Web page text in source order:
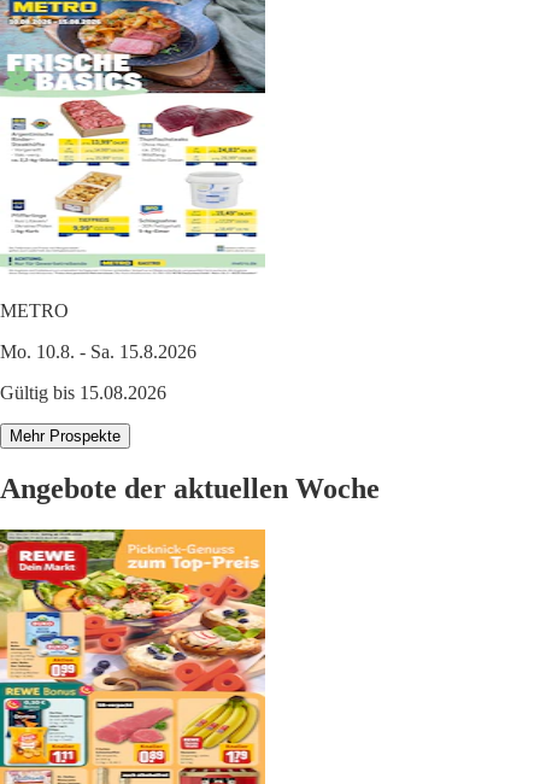
METRO
Mo. 10.8. - Sa. 15.8.2026
Gültig bis 15.08.2026
Mehr Prospekte
Angebote der aktuellen Woche